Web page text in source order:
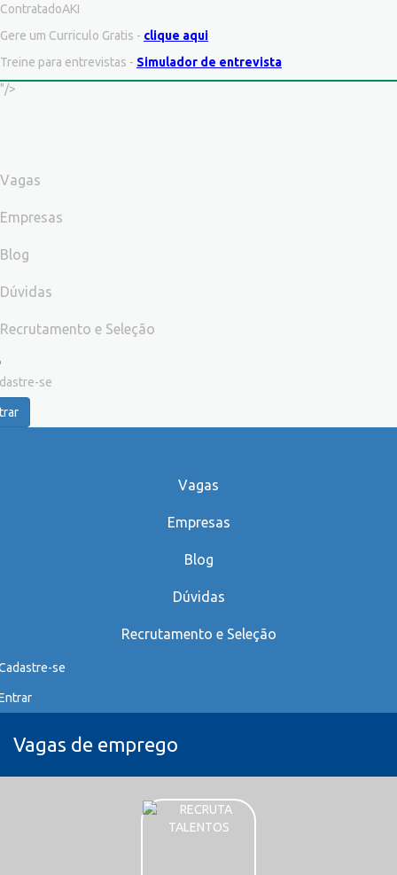
ContratadoAKI
Gere um Curriculo Gratis - clique aqui
Treine para entrevistas - Simulador de entrevista
"/>
Vagas
Empresas
Blog
Dúvidas
Recrutamento e Seleção
se
Vagas
Empresas
Blog
Dúvidas
Recrutamento e Seleção
se
Vagas de emprego